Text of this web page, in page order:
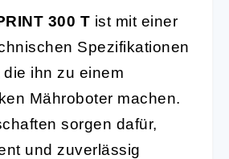
300 T ist mit einer
Spezifikationen
ihn zu einem
Mähroboter machen.
sorgen dafür,
und zuverlässig